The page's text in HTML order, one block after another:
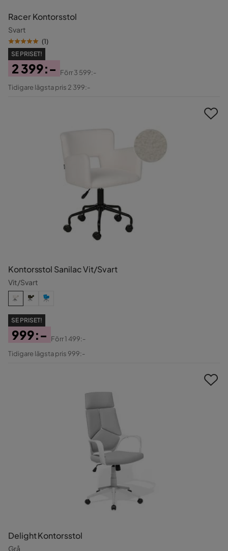
Racer Kontorsstol
Svart
(1)
SE PRISET!
Pris
2 399:-
Original
Förr3 599:-
Tidigare lägsta pris 2 399:-
Kontorsstol Sanilac Vit/Svart
Vit/Svart
SE PRISET!
Pris
999:-
Original
Förr1 499:-
Tidigare lägsta pris 999:-
Delight Kontorsstol
Grå